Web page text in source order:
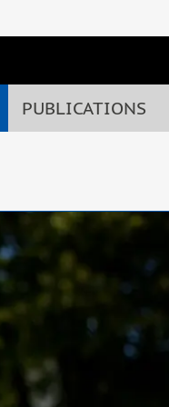
PUBLICATIONS